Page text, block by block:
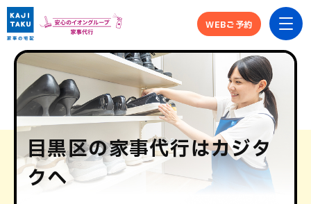
WEBご予約
目黒区の家事代行はカジタ
クへ